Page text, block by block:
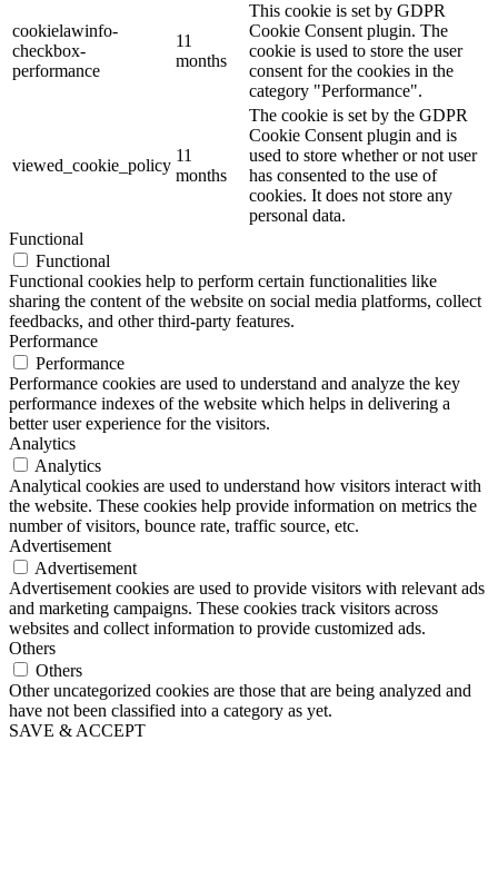
cookielawinfo-
checkbox-
performance
11
months
This cookie is set by GDPR
Cookie Consent plugin. The
cookie is used to store the user
consent for the cookies in the
category "Performance".
viewed_cookie_policy
11
months
The cookie is set by the GDPR
Cookie Consent plugin and is
used to store whether or not user
has consented to the use of
cookies. It does not store any
personal data.
Functional
Functional
Functional cookies help to perform certain functionalities like
sharing the content of the website on social media platforms, collect
feedbacks, and other third-party features.
Performance
Performance
Performance cookies are used to understand and analyze the key
performance indexes of the website which helps in delivering a
better user experience for the visitors.
Analytics
Analytics
Analytical cookies are used to understand how visitors interact with
the website. These cookies help provide information on metrics the
number of visitors, bounce rate, traffic source, etc.
Advertisement
Advertisement
Advertisement cookies are used to provide visitors with relevant ads
and marketing campaigns. These cookies track visitors across
websites and collect information to provide customized ads.
Others
Others
Other uncategorized cookies are those that are being analyzed and
have not been classified into a category as yet.
SAVE & ACCEPT